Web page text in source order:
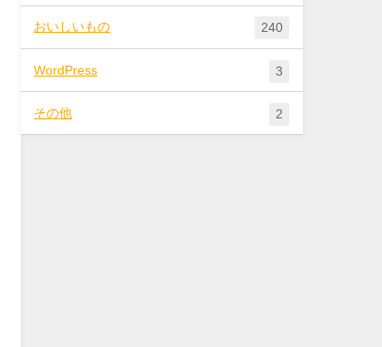
おいしいもの 240
WordPress 3
その他 2